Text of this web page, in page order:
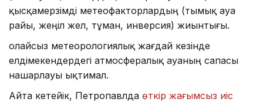
қысқамерзімді метеофакторлардың (тымық ауа
райы, жеңіл жел, тұман, инверсия) жиынтығы.
Қолайсыз метеорологиялық жағдай кезінде
елдімекендердегі атмосфералық ауаның сапасы
нашарлауы ықтимал.
Айта кетейік, Петропавлда өткір жағымсыз иіс